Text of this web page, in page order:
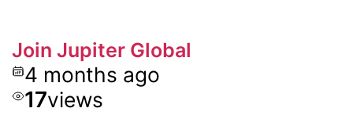
Join Jupiter Global
4 months ago
17views